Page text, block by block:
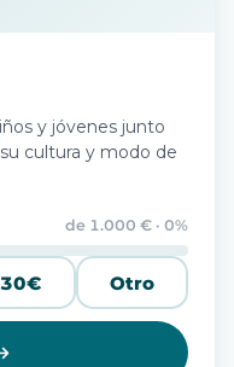
y jóvenes junto
cultura y modo de
de 1.000 € · 0%
30€ Otro